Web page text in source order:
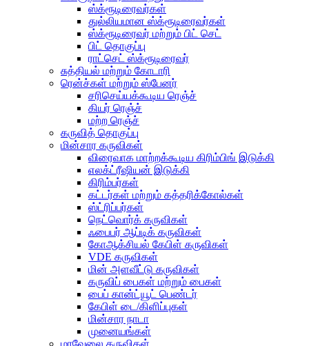
ஸ்க்ரூடிரைவர்கள்
துல்லியமான ஸ்க்ரூடிரைவர்கள்
ஸ்க்ரூடிரைவர் மற்றும் பிட் செட்
பிட் தொகுப்பு
ராட்செட் ஸ்க்ரூடிரைவர்
சுத்தியல் மற்றும் கோடாரி
ரென்ச்கள் மற்றும் ஸ்பேனர்
சரிசெய்யக்கூடிய ரெஞ்ச்
கியர் ரெஞ்ச்
மற்ற ரெஞ்ச்
கருவித் தொகுப்பு
மின்சார கருவிகள்
விரைவாக மாற்றக்கூடிய கிரிம்பிங் இடுக்கி
எலக்ட்ரீஷியன் இடுக்கி
கிரிம்பர்கள்
கட்டர்கள் மற்றும் கத்தரிக்கோல்கள்
ஸ்ட்ரிப்பர்கள்
நெட்வொர்க் கருவிகள்
ஃபைபர் ஆப்டிக் கருவிகள்
கோஆக்சியல் கேபிள் கருவிகள்
VDE கருவிகள்
மின் அளவீட்டு கருவிகள்
கருவிப் பைகள் மற்றும் பைகள்
பைப் கான்ட்யூட் பெண்டர்
கேபிள் டை/கிளிப்புகள்
மின்சார நாடா
முனையங்கள்
மரவேலை கருவிகள்